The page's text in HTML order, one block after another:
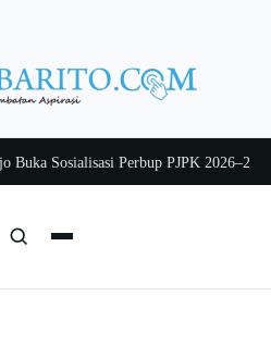
Sosialisasi Perbup PJPK 2026–2030